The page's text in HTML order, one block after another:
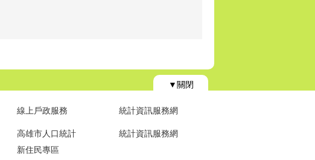
▼關閉
線上戶政服務
高雄市人口統計
新住民專區
統計資訊服務網
統計資訊服務網